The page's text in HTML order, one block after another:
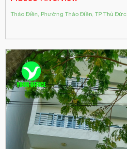
Thảo Điền, Phường Thảo Điền, TP Thủ Đức